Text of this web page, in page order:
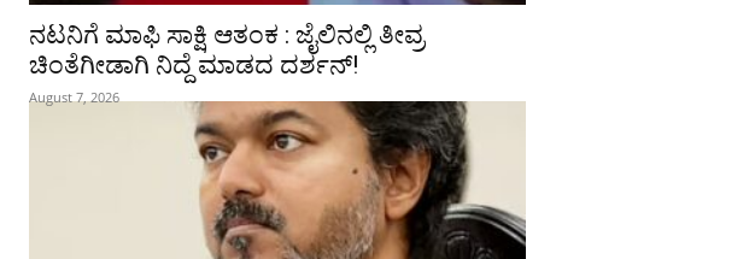
ನಟನಿಗೆ ಮಾಫಿ ಸಾಕ್ಷಿ ಆತಂಕ : ಜೈಲಿನಲ್ಲಿ ತೀವ್ರ
ಚಿಂತೆಗೀಡಾಗಿ ನಿದ್ದೆ ಮಾಡದ ದರ್ಶನ್!
August 7, 2026